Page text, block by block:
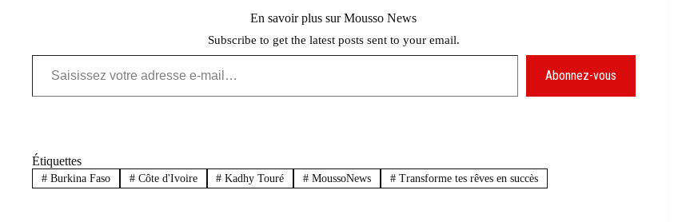
En savoir plus sur Mousso News
Subscribe to get the latest posts sent to your email.
Saisissez votre adresse e-mail…
Abonnez-vous
Étiquettes
#Burkina Faso #Côte d'Ivoire # Kadhy Touré # MoussoNews # Transforme tes rêves en succès